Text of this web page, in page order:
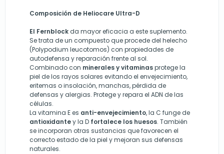
Composición de Heliocare Ultra-D
El Fernblock da mayor eficacia a este suplemento.
Se trata de un compuesto que procede del helecho
(Polypodium leucotomos) con propiedades de
autodefensa y reparación frente al sol.
Combinado con minerales y vitaminasprotege la
piel de los rayos solares evitando el envejecimiento,
eritemas o insolación, manchas, pérdida de
defensas y alergias. Protege y repara el ADN de las
células.
La vitamina E es anti-envejecimiento, la C funge de
antioxidantey la D fortalece los huesos. También
se incorporan otras sustancias que favorecen el
correcto estado de la piel y mejoran sus defensas
naturales.